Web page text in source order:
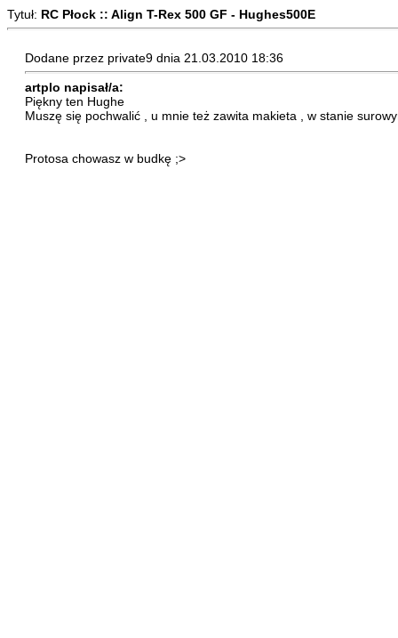
Tytuł: RC Płock :: Align T-Rex 500 GF - Hughes500E
Dodane przez private9 dnia 21.03.2010 18:36
artplo napisał/a:
Piękny ten Hughe
Muszę się pochwalić , u mnie też zawita makieta , w stanie
Protosa chowasz w budkę ;>